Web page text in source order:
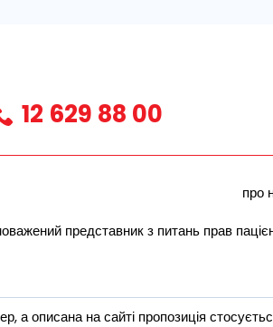
12 629 88 00
про
представник з питань прав
а описана на сайті пропозиція